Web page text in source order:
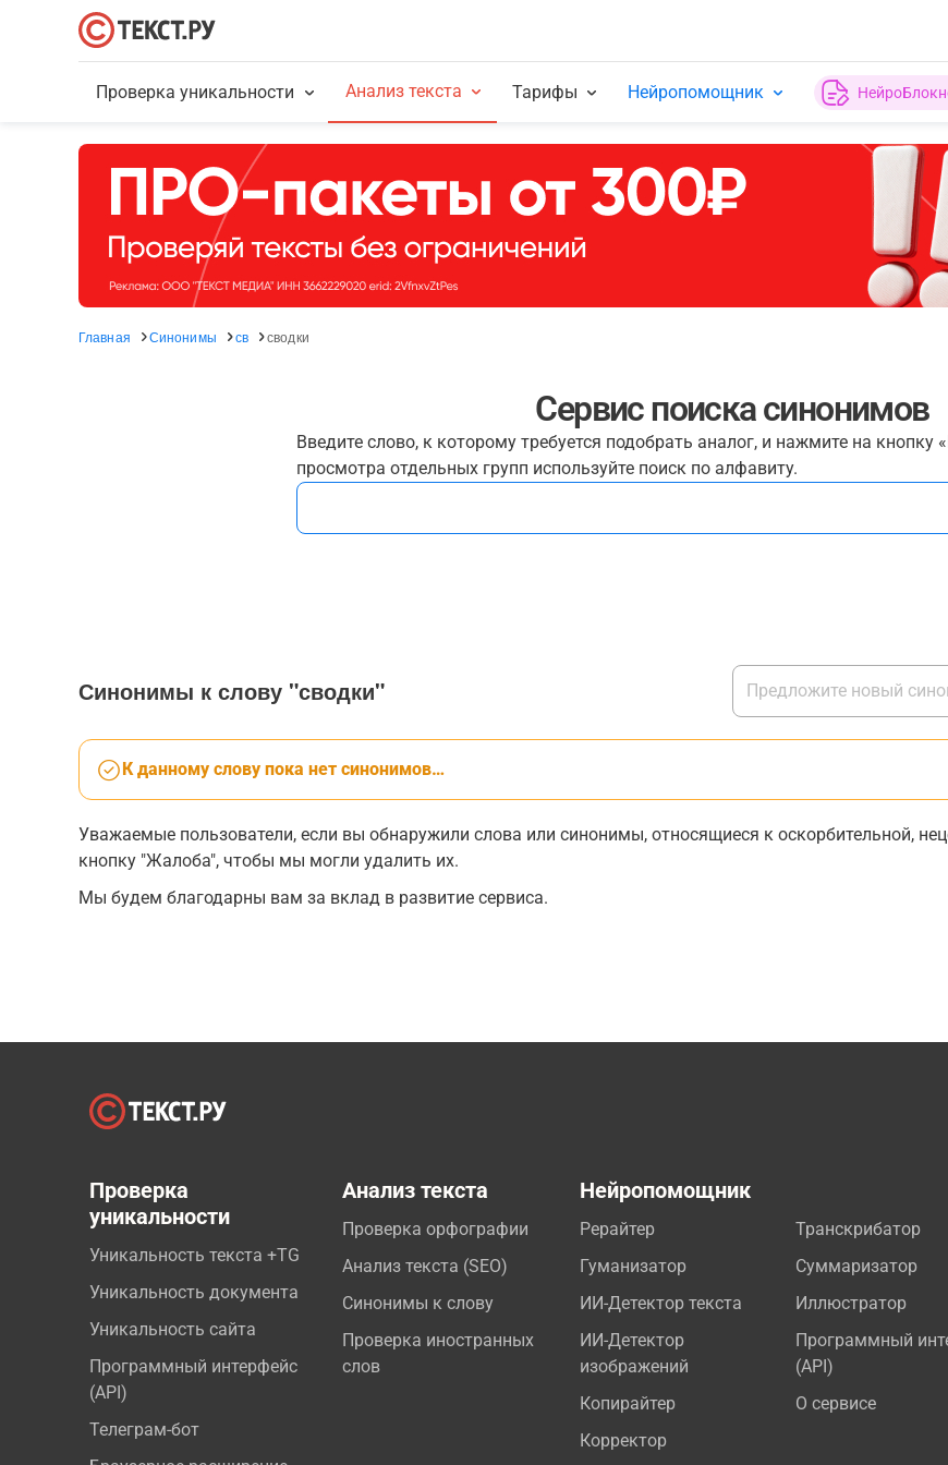
Проверка уникальности Анализ текста Тарифы Нейропомощник
Главная Синонимы св сводки
Сервис поиска синонимов
Введите слово, к которому требуется подобрать аналог, и нажмите на кнопку
просмотра отдельных групп используйте поиск по алфавиту.
Синонимы к слову "сводки"
К данному слову пока нет синонимов…
Уважаемые пользователи, если вы обнаружили слова или синонимы, относящиеся к оскорбительной,
кнопку "Жалоба", чтобы мы могли удалить их.
Мы будем благодарны вам за вклад в развитие сервиса.
Проверка
уникальности
Уникальность текста +TG
Уникальность документа
Уникальность сайта
Программный интерфейс
(API)
Телеграм-бот
Анализ текста
Проверка орфографии
Анализ текста (SEO)
Синонимы к слову
Проверка иностранных
слов
Нейропомощник
Рерайтер
Гуманизатор
ИИ-Детектор текста
ИИ-Детектор
изображений
Копирайтер
Корректор
Транскрибатор
Суммаризатор
Иллюстратор
Программный
(API)
О сервисе